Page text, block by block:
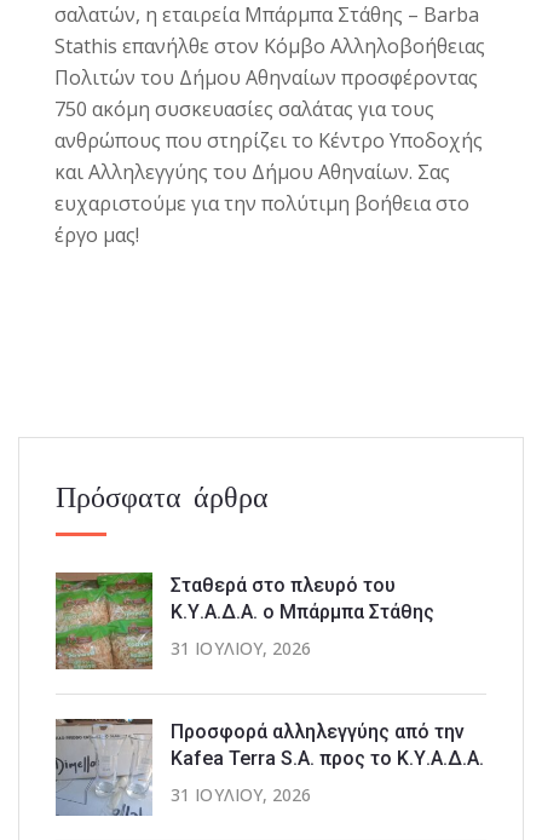
σαλατών, η εταιρεία Μπάρμπα Στάθης – Barba
Stathis επανήλθε στον Κόμβο Αλληλοβοήθειας
Πολιτών του Δήμου Αθηναίων προσφέροντας
750 ακόμη συσκευασίες σαλάτας για τους
ανθρώπους που στηρίζει το Κέντρο Υποδοχής
και Αλληλεγγύης του Δήμου Αθηναίων. Σας
ευχαριστούμε για την πολύτιμη βοήθεια στο
έργο μας!
Πρόσφατα άρθρα
Σταθερά στο πλευρό του
Κ.Υ.Α.Δ.Α. ο Μπάρμπα Στάθης
31 ΙΟΥΛΊΟΥ, 2026
Προσφορά αλληλεγγύης από την
Kafea Terra S.A. προς το Κ.Υ.Α.Δ.Α.
31 ΙΟΥΛΊΟΥ, 2026